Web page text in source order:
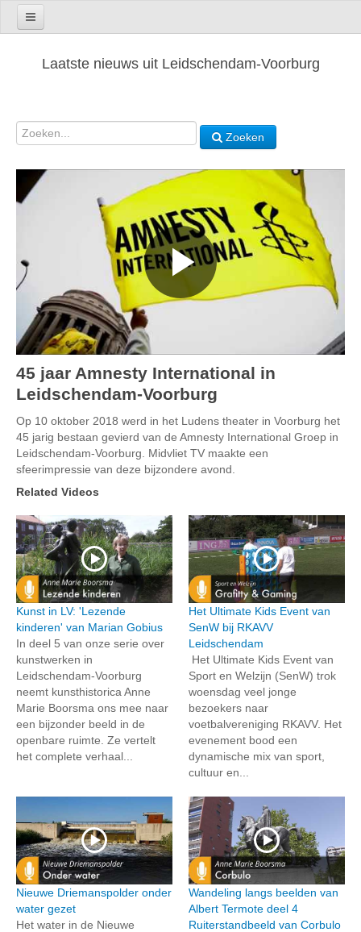
Laatste nieuws uit Leidschendam-Voorburg
Zoeken
45 jaar Amnesty International in
Leidschendam-Voorburg
Op 10 oktober 2018 werd in het Ludens theater in Voorburg het
45 jarig bestaan gevierd van de Amnesty International Groep in
Leidschendam-Voorburg. Midvliet TV maakte een
sfeerimpressie van deze bijzondere avond.
Related Videos
Kunst in LV: 'Lezende
kinderen' van Marian Gobius
In deel 5 van onze serie over
kunstwerken in
Leidschendam-Voorburg
neemt kunsthistorica Anne
Marie Boorsma ons mee naar
een bijzonder beeld in de
openbare ruimte. Ze vertelt
het complete verhaal...
Het Ultimate Kids Event van
SenW bij RKAVV
Leidschendam
Het Ultimate Kids Event van
Sport en Welzijn (SenW) trok
woensdag veel jonge
bezoekers naar
voetbalvereniging RKAVV. Het
evenement bood een
dynamische mix van sport,
cultuur en...
Nieuwe Driemanspolder onder
water gezet
Het water in de Nieuwe
Wandeling langs beelden van
Albert Termote deel 4
Ruiterstandbeeld van Corbulo